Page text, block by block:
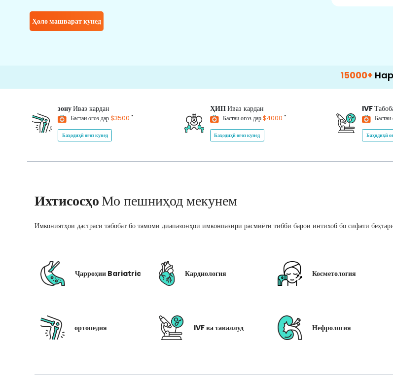
Ҳоло машварат кунед
Happy Patients
зонуИваз кардан
Бастаи оғоз дар$3500 *
Баҳодиҳӣ оғоз кунед
ҲИПИваз кардан
Бастаи оғоз дар$4000 *
Баҳодиҳӣ оғоз кунед
IVF
Бастаи
Баҳодиҳӣ
ИхтисосҳоМо пешниҳод мекунем
Имкониятҳои дастраси табобат бо тамоми диапазонҳои имконпазири расмиёти тиббӣ барои интихоб бо сифати
Ҷарроҳии Bariatric Кардиология Косметология
ортопедия IVF ва таваллуд Нефрология